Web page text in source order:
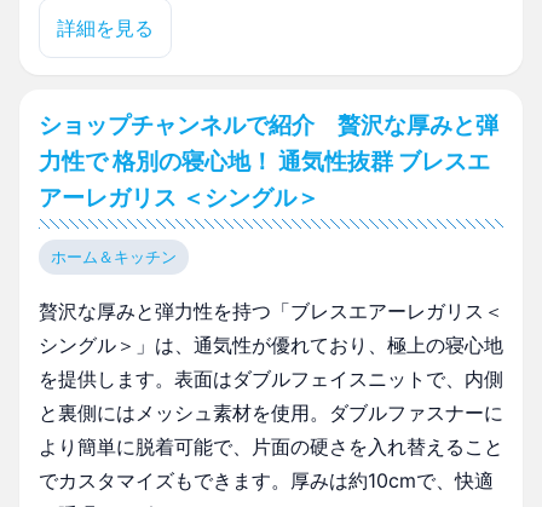
詳細を見る
ショップチャンネルで紹介 贅沢な厚みと弾
力性で 格別の寝心地！ 通気性抜群 ブレスエ
アーレガリス ＜シングル＞
ホーム＆キッチン
贅沢な厚みと弾力性を持つ「ブレスエアーレガリス＜
シングル＞」は、通気性が優れており、極上の寝心地
を提供します。表面はダブルフェイスニットで、内側
と裏側にはメッシュ素材を使用。ダブルファスナーに
より簡単に脱着可能で、片面の硬さを入れ替えること
でカスタマイズもできます。厚みは約10cmで、快適